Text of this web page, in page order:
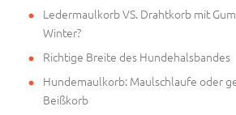
Ledermaulkorb VS. Drahtkorb mit
Winter?
Richtige Breite des Hundehalsbandes
Hundemaulkorb: Maulschlaufe oder
Beißkorb